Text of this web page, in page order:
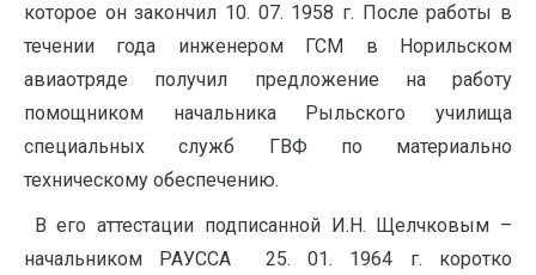
которое он закончил 10. 07. 1958 г. После работы в
течении года инженером ГСМ в Норильском
авиаотряде получил предложение на работу
помощником начальника Рыльского училища
специальных служб ГВФ по материально
техническому обеспечению.
В его аттестации подписанной И.Н. Щелчковым –
начальником РАУССА 25. 01. 1964 г. коротко